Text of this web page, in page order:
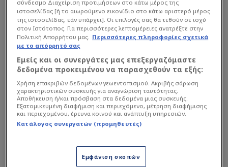
διαβατήριο), στυλ Λιβάι Γκαρσία, με σημερινή
χρηματιστηριακή αξία 5.000.000 ευρώ και
συμβόλαιο ως το 2026 στην πολωνική ομάδα. Τον
περασμένο Γενάρη έφτασε κοντά στην Μπεσίκτας,
η οποία πρόσφερε 2.500.000 ευρώ κας και
μπόνους 500.000 ευρώ αλλά η Γιαγκελόνια
αρνήθηκε την προσφορά της.
Διαβάστε επίσης...
εξτρέμ-σκόρερ
Κολοκοτρώνη! "Παζάρια"
σύνδεσμο Διαχείριση προτιμήσεων στο κάτω μέρος της
ιστοσελίδας [ή το αιωρούμενο εικονίδιο στο κάτω αριστερό μέρος
της ιστοσελίδας, εάν υπάρχει]. Οι επιλογές σας θα τεθούν σε ισχύ
στον Ιστότοπος. Για περισσότερες λεπτομέρειες ανατρέξτε στην
Πολιτική Απορρήτου μας. Περισσότερες πληροφορίες σχετικά
με το απόρρητό σας
Εμείς και οι συνεργάτες μας επεξεργαζόμαστε
δεδομένα προκειμένου να παρασχεθούν τα εξής:
Χρήση επακριβών δεδομένων γεωεντοπισμού. Ακριβής σάρωση
χαρακτηριστικών συσκευής για αναγνώριση ταυτότητας.
Αποθήκευση ή/και πρόσβαση στα δεδομένα μιας συσκευής.
Εξατομικευμένη διαφήμιση και περιεχόμενο, μέτρηση διαφήμισης
και περιεχομένου, έρευνα κοινού και ανάπτυξη υπηρεσιών.
Κατάλογος συνεργατών (προμηθευτές)
Εμφάνιση σκοπών